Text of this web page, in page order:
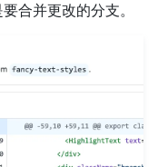
合并更改的分支。